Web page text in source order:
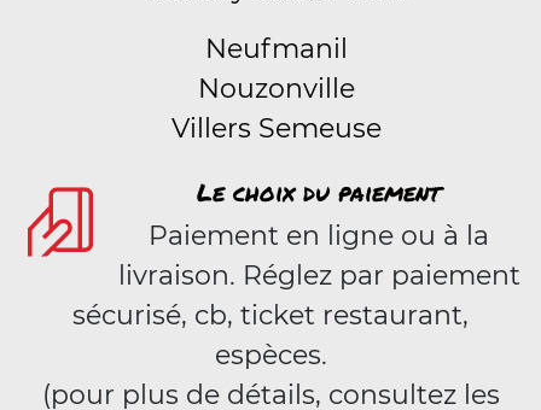
Neufmanil
Nouzonville
Villers Semeuse
Le choix du paiement
Paiement en ligne ou à la
livraison. Réglez par paiement
sécurisé, cb, ticket restaurant,
espèces.
(pour plus de détails, consultez les